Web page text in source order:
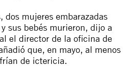
dos mujeres embarazadas
sus bebés murieron, dijo a
el director de la oficina de
que, en mayo, al menos
de ictericia.